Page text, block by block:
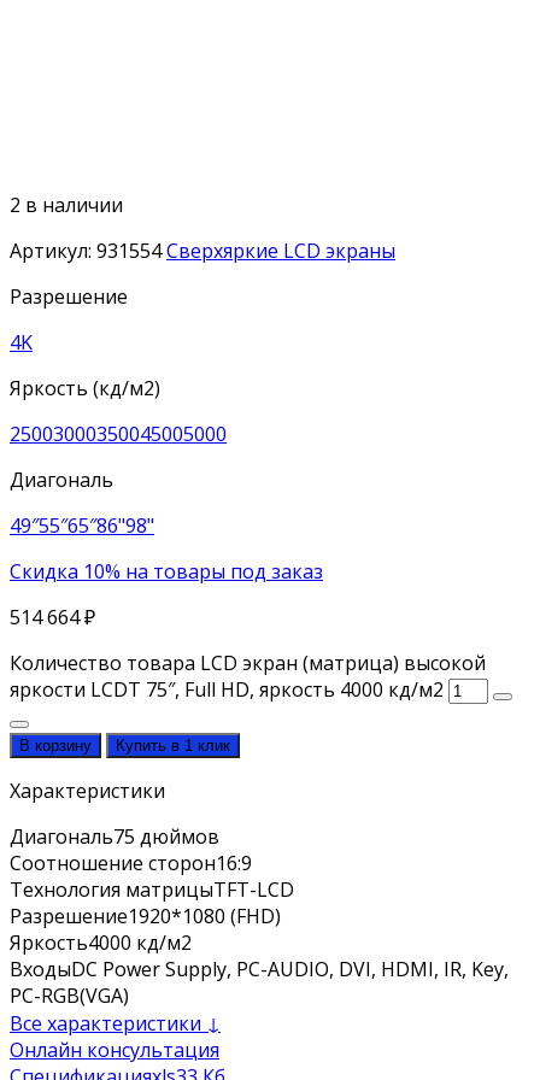
2 в наличии
Артикул: 931554Сверхяркие LCD экраны
Разрешение
4K
Яркость (кд/м2)
25003000350045005000
Диагональ
49″55″65″86"98"
Скидка 10% на товары под заказ
514 664₽
Количество товара LCD экран (матрица) высокой
яркости LCDT 75″, Full HD, яркость 4000 кд/м2
В корзину Купить в 1 клик
Характеристики
Диагональ75 дюймов
Соотношение сторон16:9
Технология матрицыTFT-LCD
Разрешение1920*1080 (FHD)
Яркость4000 кд/м2
ВходыDC Power Supply, PC-AUDIO, DVI, HDMI, IR, Key,
PC-RGB(VGA)
Все характеристики ↓
Онлайн консультация